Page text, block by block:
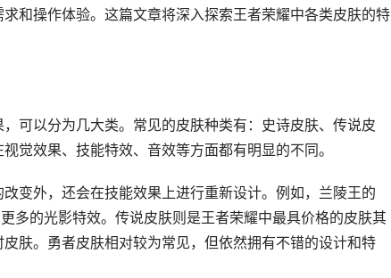
和操作体验。这篇文章将深入探索王者荣耀中各类皮肤的特
可以分为几大类。常见的皮肤种类有：史诗皮肤、传说皮
觉效果、技能特效、音效等方面都有明显的不同。
变外，还会在技能效果上进行重新设计。例如，兰陵王的
多的光影特效。传说皮肤则是王者荣耀中最具价格的皮肤其
肤。勇者皮肤相对较为常见，但依然拥有不错的设计和特